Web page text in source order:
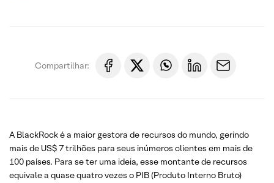
Compartilhar:
A BlackRock é a maior gestora de recursos do mundo, gerindo
mais de US$ 7 trilhões para seus inúmeros clientes em mais de
100 países. Para se ter uma ideia, esse montante de recursos
equivale a quase quatro vezes o PIB (Produto Interno Bruto)